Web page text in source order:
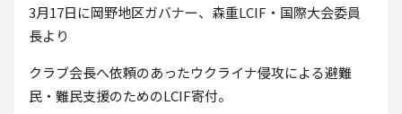
3月17日に岡野地区ガバナー、森重LCIF・国際大会委員
長より
クラブ会長へ依頼のあったウクライナ侵攻による避難
民・難民支援のためのLCIF寄付。